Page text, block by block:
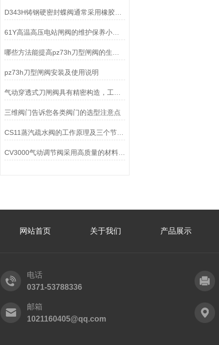
D343H铸钢硬密封蝶阀通常采用橡胶或聚四氟乙烯等材料制造
61Y高温高压电站闸阀的维护保养小建议分享
pz73h刀型闸阀安装及使用说明
三维阀门告诉您各类阀门的选型注意点
CS11蒸汽疏水阀的工作原理及三个节能作用
CV3000气动调节阀采用高质量的材料和先进的制造工艺
网站首页 关于我们 产品展示
电话
0371-53788336
邮箱
1021160405@qq.com